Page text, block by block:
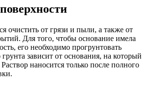
очистить от грязи и пыли, а также от
Для того, чтобы основание имела
его необходимо прогрунтовать
зависит от основания, на который
наносится только после полного